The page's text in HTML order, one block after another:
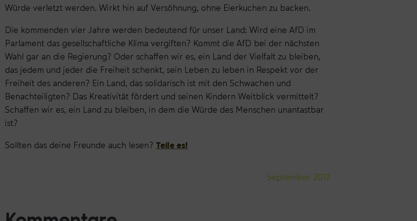
Würde verletzt werden. Wirkt hin auf Versöhnung, ohne Eierkuchen zu backen.
Die kommenden vier Jahre werden bedeutend für unser Land: Wird eine AfD im
Parlament das gesellschaftliche Klima vergiften? Kommt die AfD bei der nächsten
Wahl gar an die Regierung? Oder schaffen wir es, ein Land der Vielfalt zu bleiben,
das jedem und jeder die Freiheit schenkt, sein Leben zu leben in Respekt vor der
Freiheit des anderen? Ein Land, das solidarisch ist mit den Schwachen und
Benachteiligten? Das Kreativität fördert und seinen Kindern Weitblick vermittelt?
Schaffen wir es, ein Land zu bleiben, in dem die Würde des Menschen unantastbar
ist?
Sollten das deine Freunde auch lesen? Teile es!
September 2017